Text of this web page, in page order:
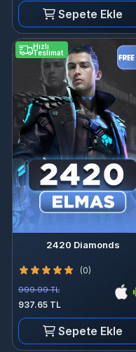
Sepete Ekle
Hızlı
Teslimat
2420 Diamonds
(0)
999.99 TL
937.65 TL
Sepete Ekle